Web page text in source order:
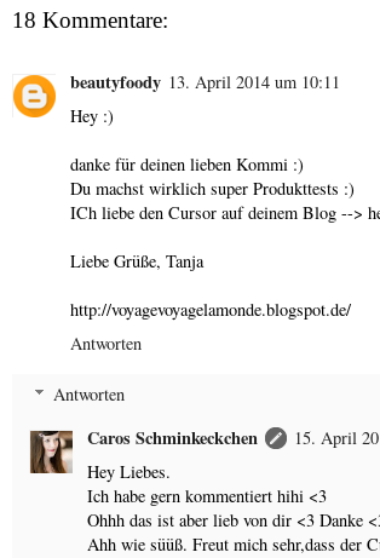
18 Kommentare:
beautyfoody 13. April 2014 um 10:11
Hey :)
danke für deinen lieben Kommi :)
Du machst wirklich super Produkttests :)
ICh liebe den Cursor auf deinem Blog -->
Liebe Grüße, Tanja
http://voyagevoyagelamonde.blogspot.de/
Antworten
Antworten
Caros Schminkeckchen
15. April
Hey Liebes.
Ich habe gern kommentiert hihi <3
Ohhh das ist aber lieb von dir <3 Danke
Ahh wie süüß. Freut mich sehr,dass der